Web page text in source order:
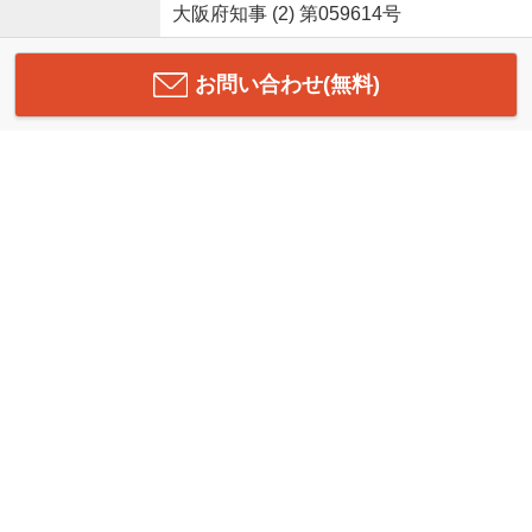
大阪府知事 (2) 第059614号
お問い合わせ(無料)